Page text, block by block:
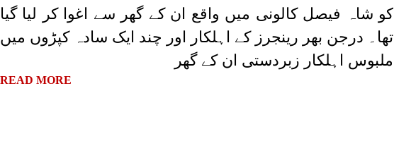
کو شاہ فیصل کالونی میں واقع ان کے گھر سے اغوا کر لیا گیا
تھا۔ درجن بھر رینجرز کے اہلکار اور چند ایک سادہ کپڑوں میں
ملبوس اہلکار زبردستی ان کے گھر
READ MORE